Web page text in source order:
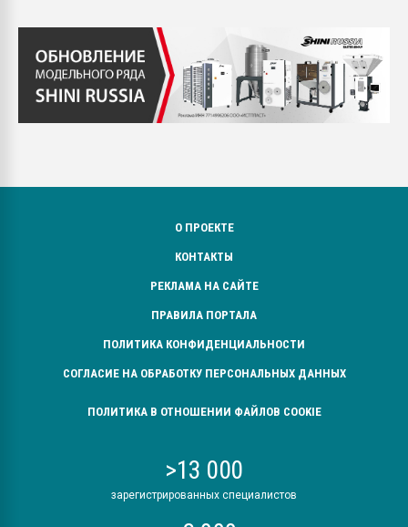
О ПРОЕКТЕ
КОНТАКТЫ
РЕКЛАМА НА САЙТЕ
ПРАВИЛА ПОРТАЛА
ПОЛИТИКА КОНФИДЕНЦИАЛЬНОСТИ
СОГЛАСИЕ НА ОБРАБОТКУ ПЕРСОНАЛЬНЫХ ДАННЫХ
ПОЛИТИКА В ОТНОШЕНИИ ФАЙЛОВ COOKIE
>13 000
зарегистрированных специалистов